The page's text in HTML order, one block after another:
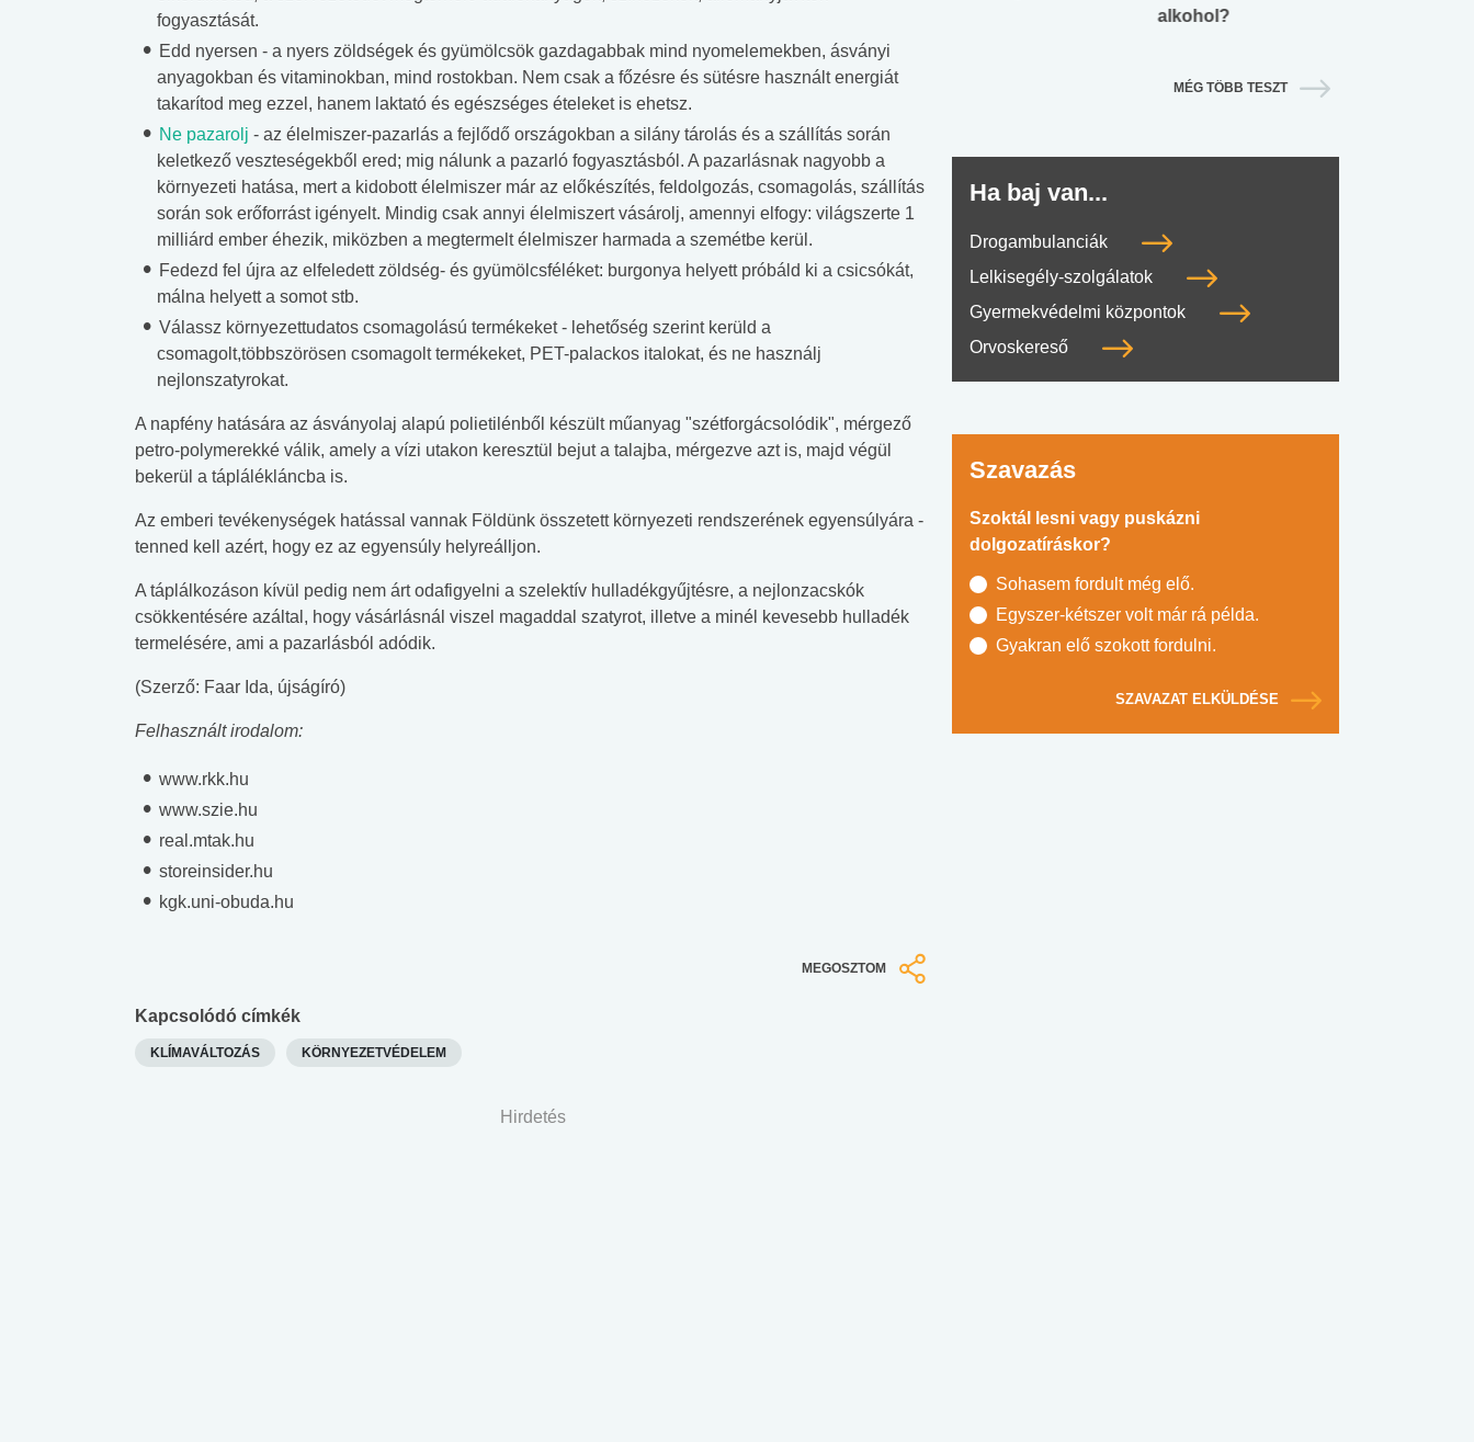
fogyasztását.
Edd nyersen - a nyers zöldségek és gyümölcsök gazdagabbak mind nyomelemekben, ásványi
anyagokban és vitaminokban, mind rostokban. Nem csak a főzésre és sütésre használt energiát
takarítod meg ezzel, hanem laktató és egészséges ételeket is ehetsz.
Ne pazarolj - az élelmiszer-pazarlás a fejlődő országokban a silány tárolás és a szállítás során
keletkező veszteségekből ered; mig nálunk a pazarló fogyasztásból. A pazarlásnak nagyobb a
környezeti hatása, mert a kidobott élelmiszer már az előkészítés, feldolgozás, csomagolás, szállítás
során sok erőforrást igényelt. Mindig csak annyi élelmiszert vásárolj, amennyi elfogy: világszerte 1
milliárd ember éhezik, miközben a megtermelt élelmiszer harmada a szemétbe kerül.
Fedezd fel újra az elfeledett zöldség- és gyümölcsféléket: burgonya helyett próbáld ki a csicsókát,
málna helyett a somot stb.
Válassz környezettudatos csomagolású termékeket - lehetőség szerint kerüld a
csomagolt,többszörösen csomagolt termékeket, PET-palackos italokat, és ne használj
nejlonszatyrokat.
A napfény hatására az ásványolaj alapú polietilénből készült műanyag "szétforgácsolódik", mérgező
petro-polymerekké válik, amely a vízi utakon keresztül bejut a talajba, mérgezve azt is, majd végül
bekerül a táplálékláncba is.
Az emberi tevékenységek hatással vannak Földünk összetett környezeti rendszerének egyensúlyára -
tenned kell azért, hogy ez az egyensúly helyreálljon.
A táplálkozáson kívül pedig nem árt odafigyelni a szelektív hulladékgyűjtésre, a nejlonzacskók
csökkentésére azáltal, hogy vásárlásnál viszel magaddal szatyrot, illetve a minél kevesebb hulladék
termelésére, ami a pazarlásból adódik.
(Szerző: Faar Ida, újságíró)
Felhasznált irodalom:
www.rkk.hu
www.szie.hu
real.mtak.hu
storeinsider.hu
kgk.uni-obuda.hu
MEGOSZTOM
Kapcsolódó címkék
KLÍMAVÁLTOZÁS KÖRNYEZETVÉDELEM
Hirdetés
lábnyomod?
No.42
alkohol?
MÉG TÖBB TESZT
Ha baj van...
Drogambulanciák
Lelkisegély-szolgálatok
Gyermekvédelmi központok
Orvoskereső
Szavazás
Szoktál lesni vagy puskázni
dolgozatíráskor?
Sohasem fordult még elő.
Egyszer-kétszer volt már rá példa.
Gyakran elő szokott fordulni.
SZAVAZAT ELKÜLDÉSE